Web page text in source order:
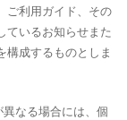
ご利用ガイド、その
ているお知らせまた
構成するものとしま
なる場合には、個